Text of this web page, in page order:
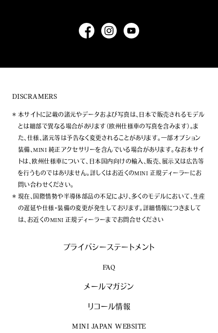
DISCRAMERS
本サイトに記載の諸元やデータおよび写真は、日本で販売されるモデル
とは細部で異なる場合があります（欧州仕様車の写真を含みます）。ま
た、仕様、諸元等は予告なく変更されることがあります。一部オプション
装備、MINI 純正アクセサリーを含んでいる場合があります。なお本サイ
トは、欧州仕様車について、日本国内向けの輸入、販売、展示又は広告等
を行うものではありません。詳しくはお近くのMINI 正規ディーラーにお
問い合わせください。
現在、国際情勢や半導体部品の不足により、多くのモデルにおいて、生産
の遅延や仕様・装備の変更が発生しております。詳細情報につきまして
は、お近くのMINI 正規ディーラーまでお問合せください
プライバシーステートメント
FAQ
メールマガジン
リコール情報
MINI JAPAN WEBSITE